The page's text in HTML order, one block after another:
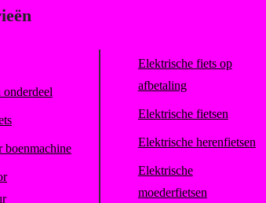
boenmachine
Elektrische fiets op
afbetaling
Elektrische fietsen
Elektrische herenfietsen
Elektrische
moederfietsen